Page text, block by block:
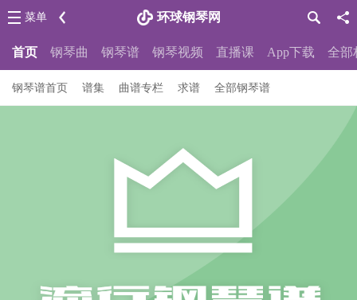
环球钢琴网
菜单
首页 钢琴曲 钢琴谱 钢琴视频 直播课 App下载 全部
钢琴谱首页 谱集 曲谱专栏 求谱 全部钢琴谱